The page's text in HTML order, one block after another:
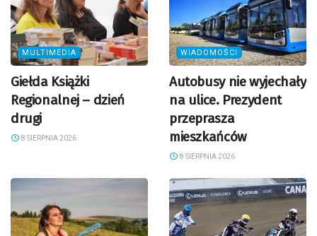
MULTIMEDIA
Giełda Książki
Regionalnej – dzień
drugi
8 SIERPNIA 2026
WIADOMOŚCI
Autobusy nie wyjechały
na ulice. Prezydent
przeprasza
mieszkańców
8 SIERPNIA 2026